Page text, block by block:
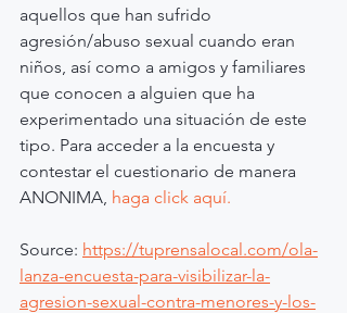
aquellos que han sufrido
agresión/abuso sexual cuando eran
niños, así como a amigos y familiares
que conocen a alguien que ha
experimentado una situación de este
tipo. Para acceder a la encuesta y
contestar el cuestionario de manera
ANONIMA, haga click aquí.
Source: https://tuprensalocal.com/ola-
lanza-encuesta-para-visibilizar-la-
agresion-sexual-contra-menores-y-los-